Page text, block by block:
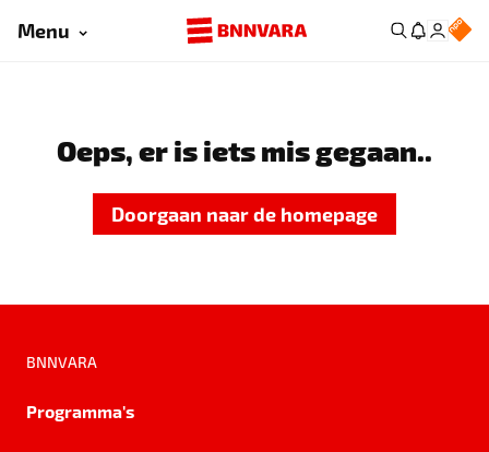
Menu
Oeps, er is iets mis gegaan..
Doorgaan naar de homepage
BNNVARA
Programma's